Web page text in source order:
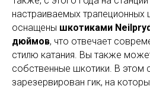
настраиваемых трапеционных
оснащены шкотиками
дюймов, что отвечает
стилю катания. Вы также
собственные шкотики. В этом
зарезервирован гик, на